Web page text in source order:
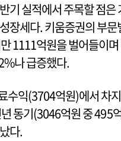
기 실적에서 주목할 점
장세다. 키움증권의 부
1111억원을 벌어들이
나 급증했다.
수익(3704억원)에서 차
동기(3046억원 중 495
다.